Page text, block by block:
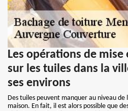
Les opérations de mise
sur les tuiles dans la
ses environs
Des tuiles peuvent manquer au niveau
maison. En fait, il est alors possible que